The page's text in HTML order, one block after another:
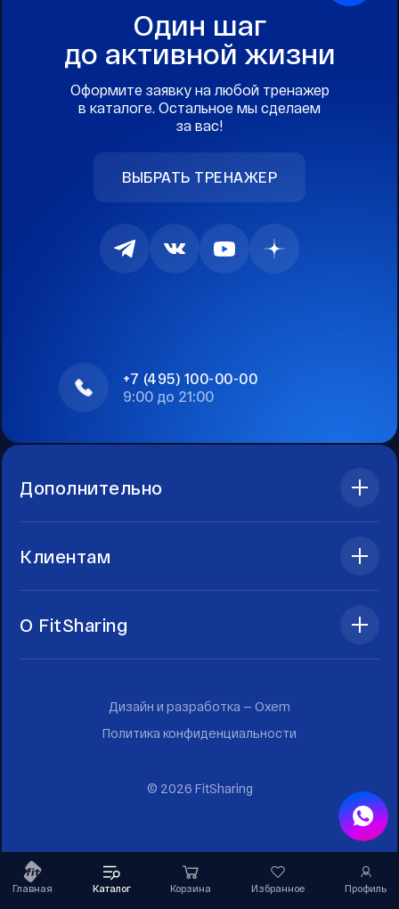
Главная Каталог Корзина Избранное Профиль
Один шаг
до активной жизни
Оформите заявку на любой тренажер
в каталоге. Остальное мы сделаем
за вас!
ВЫБРАТЬ ТРЕНАЖЕР
+7 (495) 100-00-00
9:00 до 21:00
Дополнительно
Клиентам
О FitSharing
© 2026 FitSharing
Политика конфиденциальности
Дизайн и разработка — Oxem